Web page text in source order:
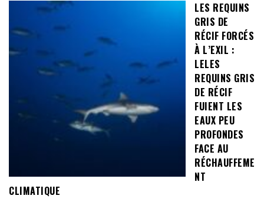
LES REQUINS
GRIS DE
RÉCIF FORCÉS
À L’EXIL :
LELES
REQUINS GRIS
DE RÉCIF
FUIENT LES
EAUX PEU
PROFONDES
FACE AU
RÉCHAUFFEME
NT
CLIMATIQUE